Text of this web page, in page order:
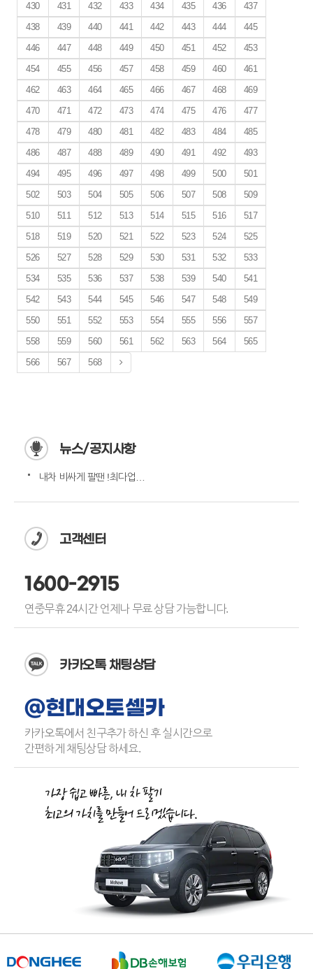
430
431 432 433 434 435 436
437
438
439 440 441 442 443 444
445
446
447 448 449 450 451 452
453
454
455 456 457 458 459 460
461
462
463 464 465 466 467 468
469
470
471 472 473 474 475 476
477
478
479 480 481 482 483 484
485
486
487 488 489 490 491 492
493
494
495 496 497 498 499 500
501
502
503 504 505 506 507 508
509
510
511 512 513 514 515 516
517
518
519 520 521 522 523 524
525
526
527 528 529 530 531 532
533
534
535 536 537 538 539 540
541
542
543 544 545 546 547 548
549
550
551 552 553 554 555 556
557
558
559 560 561 562 563 564
565
566
567 568
뉴스/공지사항
고객센터
1600-2915
연중무휴 24시간 언제나 무료 상담 가능합니다.
카카오톡 채팅상담
@현대오토셀카
카카오톡에서 친구추가 하신 후 실시간으로
간편하게 채팅상담 하세요.